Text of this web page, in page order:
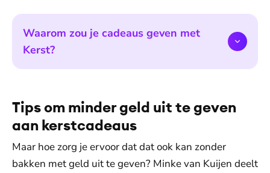
Waarom zou je cadeaus geven met
Kerst?
Tips om minder geld uit te geven
aan kerstcadeaus
Maar hoe zorg je ervoor dat dat ook kan zonder
bakken met geld uit te geven? Minke van Kuijen deelt